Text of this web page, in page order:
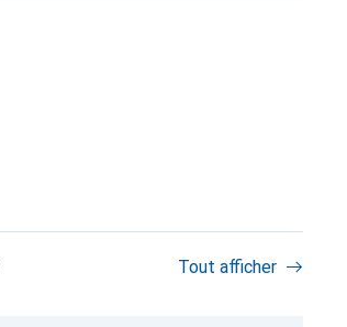
Tout afficher